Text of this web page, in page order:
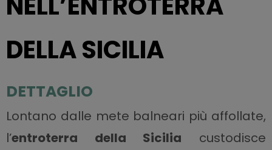
DELLA SICILIA
DETTAGLIO
Lontano dalle mete balneari più affollate,
l’entroterra della Sicilia custodisce